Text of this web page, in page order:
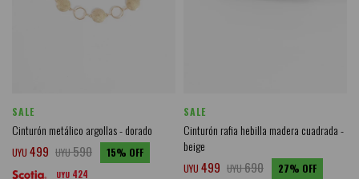
SALE
Cinturón metálico argollas - dorado
UYU 499 UYU590 15
UYU 424
SALE
Cinturón rafia hebilla madera cuadrada -
beige
UYU 499 UYU690 27